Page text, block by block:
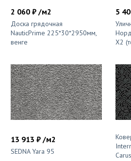
2 060 ₽ /м2
Доска грядочная
NauticPrime 225*30*2950мм,
венге
5
X2
13 913 ₽ /м2
SEDNA Yara 95